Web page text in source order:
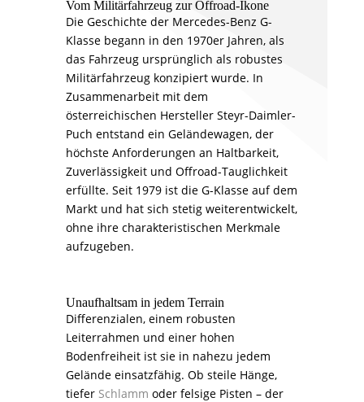
Vom Militärfahrzeug zur Offroad-Ikone
Die Geschichte der Mercedes-Benz G-
Klasse begann in den 1970er Jahren, als
das Fahrzeug ursprünglich als robustes
Militärfahrzeug konzipiert wurde. In
Zusammenarbeit mit dem
österreichischen Hersteller Steyr-Daimler-
Puch entstand ein Geländewagen, der
höchste Anforderungen an Haltbarkeit,
Zuverlässigkeit und Offroad-Tauglichkeit
erfüllte. Seit 1979 ist die G-Klasse auf dem
Markt und hat sich stetig weiterentwickelt,
ohne ihre charakteristischen Merkmale
aufzugeben.
Unaufhaltsam in jedem Terrain
Differenzialen, einem robusten
Leiterrahmen und einer hohen
Bodenfreiheit ist sie in nahezu jedem
Gelände einsatzfähig. Ob steile Hänge,
tiefer Schlamm oder felsige Pisten – der